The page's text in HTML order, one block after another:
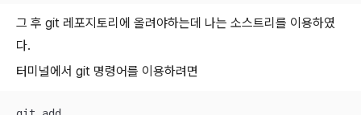
그 후 git 레포지토리에 올려야하는데 나는 소스트리를 이용하였
다.
터미널에서 git 명령어를 이용하려면